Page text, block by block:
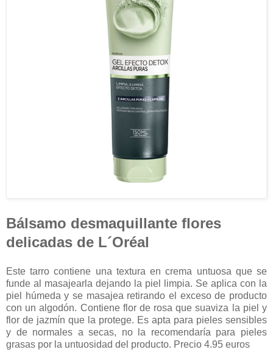
Bálsamo desmaquillante flores
delicadas de L´Oréal
Este tarro contiene una textura en crema untuosa que se
funde al masajearla dejando la piel limpia. Se aplica con la
piel húmeda y se masajea retirando el exceso de producto
con un algodón. Contiene flor de rosa que suaviza la piel y
flor de jazmín que la protege. Es apta para pieles sensibles
y de normales a secas, no la recomendaría para pieles
grasas por la untuosidad del producto. Precio 4.95 euros